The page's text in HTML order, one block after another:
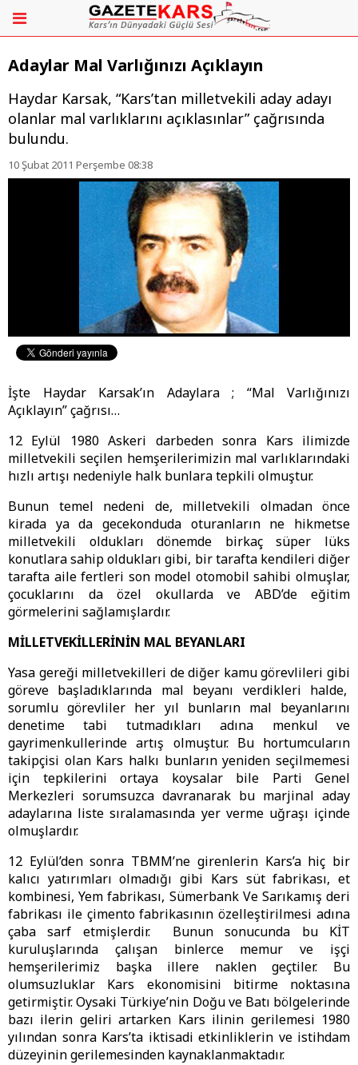
Adaylar Mal Varlığınızı Açıklayın
Haydar Karsak, “Kars’tan milletvekili aday adayı
olanlar mal varlıklarını açıklasınlar” çağrısında
bulundu.
10 Şubat 2011 Perşembe 08:38
İşte Haydar Karsak’ın Adaylara ; “Mal Varlığınızı
Açıklayın” çağrısı…
12 Eylül 1980 Askeri darbeden sonra Kars ilimizde
milletvekili seçilen hemşerilerimizin mal varlıklarındaki
hızlı artışı nedeniyle halk bunlara tepkili olmuştur.
Bunun temel nedeni de, milletvekili olmadan önce
kirada ya da gecekonduda oturanların ne hikmetse
milletvekili oldukları dönemde birkaç süper lüks
konutlara sahip oldukları gibi, bir tarafta kendileri diğer
tarafta aile fertleri son model otomobil sahibi olmuşlar,
çocuklarını da özel okullarda ve ABD’de eğitim
görmelerini sağlamışlardır.
MİLLETVEKİLLERİNİN MAL BEYANLARI
Yasa gereği milletvekilleri de diğer kamu görevlileri gibi
göreve başladıklarında mal beyanı verdikleri halde,
sorumlu görevliler her yıl bunların mal beyanlarını
denetime tabi tutmadıkları adına menkul ve
gayrimenkullerinde artış olmuştur. Bu hortumcuların
takipçisi olan Kars halkı bunların yeniden seçilmemesi
için tepkilerini ortaya koysalar bile Parti Genel
Merkezleri sorumsuzca davranarak bu marjinal aday
adaylarına liste sıralamasında yer verme uğraşı içinde
olmuşlardır.
12 Eylül’den sonra TBMM’ne girenlerin Kars’a hiç bir
kalıcı yatırımları olmadığı gibi Kars süt fabrikası, et
kombinesi, Yem fabrikası, Sümerbank Ve Sarıkamış deri
fabrikası ile çimento fabrikasının özelleştirilmesi adına
çaba sarf etmişlerdir. Bunun sonucunda bu KİT
kuruluşlarında çalışan binlerce memur ve işçi
hemşerilerimiz başka illere naklen geçtiler. Bu
olumsuzluklar Kars ekonomisini bitirme noktasına
getirmiştir. Oysaki Türkiye’nin Doğu ve Batı bölgelerinde
bazı ilerin geliri artarken Kars ilinin gerilemesi 1980
yılından sonra Kars’ta iktisadi etkinliklerin ve istihdam
düzeyinin gerilemesinden kaynaklanmaktadır.